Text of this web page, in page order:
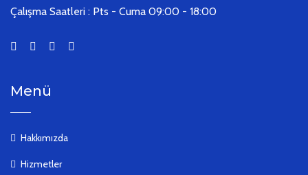
Çalışma Saatleri : Pts - Cuma 09:00 - 18:00
Menü
Hakkımızda
Hizmetler